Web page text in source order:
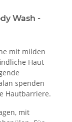
Wash -
mit milden
Haut
spenden
Hautbarriere.
mit